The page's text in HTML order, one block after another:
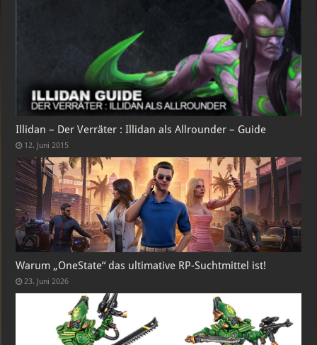
Illidan – Der Verräter : Illidan als Allrounder – Guide
12. Juni 2015
Warum „OneState“ das ultimative RP-Suchtmittel ist!
23. Juni 2026